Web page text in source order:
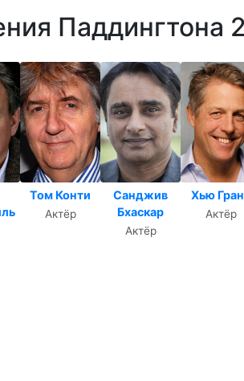
Паддингтона
Том Конти
Актёр
Санджив
Бхаскар
Актёр
Хью
Актёр